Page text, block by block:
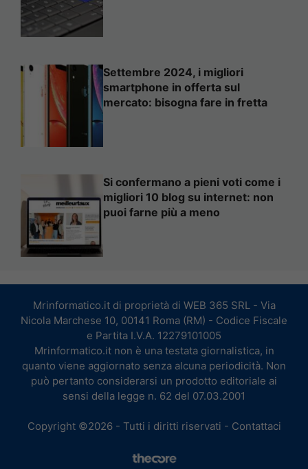
Settembre 2024, i migliori
smartphone in offerta sul
mercato: bisogna fare in fretta
Si confermano a pieni voti come i
migliori 10 blog su internet: non
puoi farne più a meno
Mrinformatico.it di proprietà di WEB 365 SRL - Via
Nicola Marchese 10, 00141 Roma (RM) - Codice Fiscale
e Partita I.V.A. 12279101005
Mrinformatico.it non è una testata giornalistica, in
quanto viene aggiornato senza alcuna periodicità. Non
può pertanto considerarsi un prodotto editoriale ai
sensi della legge n. 62 del 07.03.2001
Copyright ©2026 - Tutti i diritti riservati - Contattaci